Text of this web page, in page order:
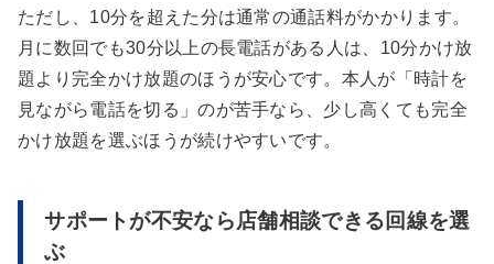
ただし、10分を超えた分は通常の通話料がかかります。
月に数回でも30分以上の長電話がある人は、10分かけ放
題より完全かけ放題のほうが安心です。本人が「時計を
見ながら電話を切る」のが苦手なら、少し高くても完全
かけ放題を選ぶほうが続けやすいです。
サポートが不安なら店舗相談できる回線を選
ぶ